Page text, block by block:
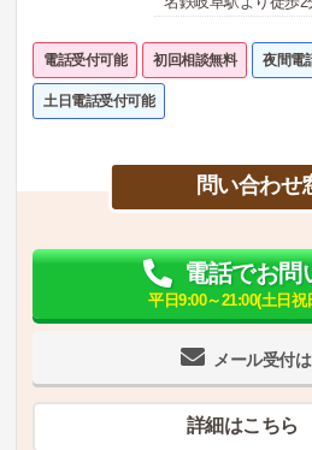
電話受付可能 初回相談無料 夜間電
土日電話受付可能
問い合わせ
メール受付
電話でお問
平日9:00～21:00(土日祝
詳細はこちら